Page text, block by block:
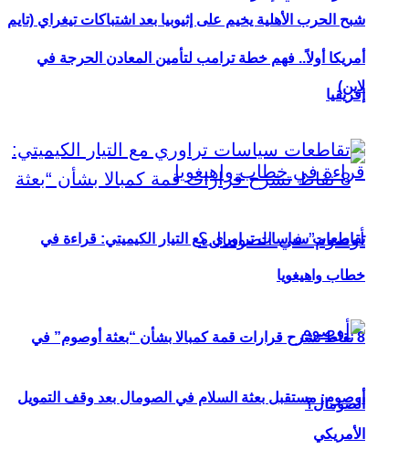
شبح الحرب الأهلية يخيم على إثيوبيا بعد اشتباكات تيغراي (تايم
لاين)
8 نقاط تشرح قرارات قمة كمبالا بشأن “بعثة أوصوم” في
الصومال؟
أمريكا أولاً.. فهم خطة ترامب لتأمين المعادن الحرجة في
إفريقيا
تقاطعات سياسات تراوري مع التيار الكيميتي: قراءة في
خطاب واهيغويا
أوصوم: مستقبل بعثة السلام في الصومال بعد وقف التمويل
الأمريكي